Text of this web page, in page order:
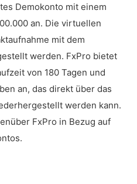
Demokonto mit einem
an. Die virtuellen
mit dem
werden. FxPro bietet
von 180 Tagen und
an, das direkt über das
werden kann.
FxPro in Bezug auf